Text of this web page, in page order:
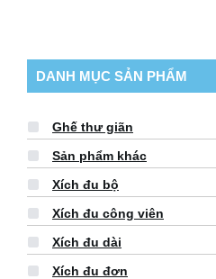
DANH MỤC SẢN PHẨM
Ghế thư giãn
Sản phẩm khác
Xích đu bộ
Xích đu công viên
Xích đu dài
Xích đu đơn